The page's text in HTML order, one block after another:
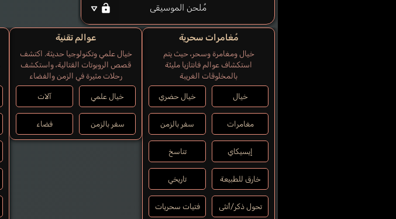
مُلحن الموسيقى
مُغامرات سحرية
خيال ومغامرة وسحر، حيث يتم
استكشاف عوالم فانتازيا مليئة
بالمخلوقات الغريبة
خيال خيال حضري
مغامرات سفر بالزمن
إيسيكاي تناسخ
خارق للطبيعة تاريخي
تحول ذكر/أنثى فتيات سحريات
عوالم تقنية
خيال علمي وتكنولوجيا حديثة. اكتشف
قصص الروبوتات القتالية، واستكشف
رحلات مثيرة في الزمن والفضاء
خيال علمي آلات
سفر بالزمن فضاء